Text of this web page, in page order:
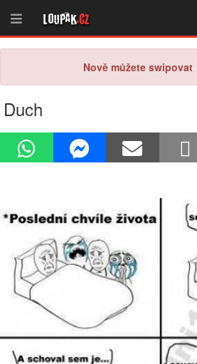
Loupak.cz
Nově můžete swipovat
Duch